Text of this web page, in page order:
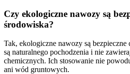
Czy ekologiczne nawozy są
środowiska?
Tak, ekologiczne nawozy są
są naturalnego pochodzenia i nie
chemicznych. Ich stosowanie nie
ani wód gruntowych.